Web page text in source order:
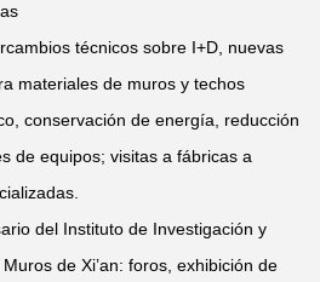
técnicos sobre I+D, nuevas
materiales de muros y techos
conservación de energía, reducción
de equipos; visitas a fábricas a
del Instituto de Investigación y
de Xi’an: foros, exhibición de